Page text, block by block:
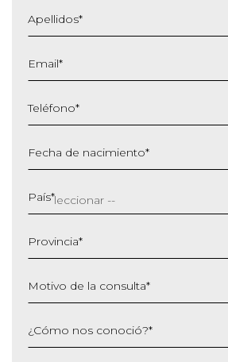
Apellidos*
Email*
Teléfono*
Fecha de nacimiento*
barra
MM
AAAA
País*
Provincia*
Motivo de la consulta*
¿Cómo nos conoció?*